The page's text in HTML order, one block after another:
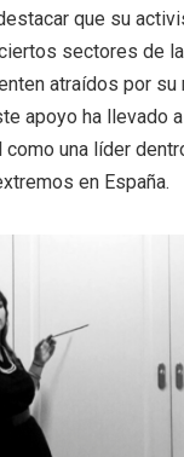
que su
sectores de
atraídos por su
apoyo ha llevado
una líder
en España.